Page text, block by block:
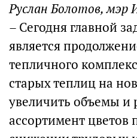
Руслан Болотов, мэр
– Сегодня главной
является
тепличного
старых теплиц на
увеличить объемы и
ассортимент